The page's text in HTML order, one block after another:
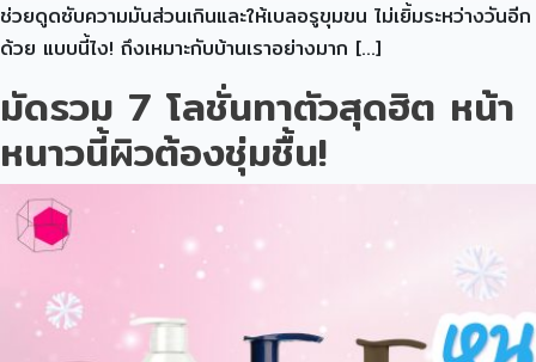
ช่วยดูดซับความมันส่วนเกินและให้เบลอรูขุมขน ไม่เยิ้มระหว่างวันอีก
ด้วย แบบนี้ไง! ถึงเหมาะกับบ้านเราอย่างมาก […]
มัดรวม 7 โลชั่นทาตัวสุดฮิต หน้า
หนาวนี้ผิวต้องชุ่มชื้น!